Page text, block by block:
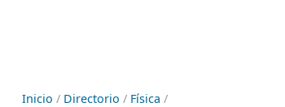
Inicio / Directorio / Física /